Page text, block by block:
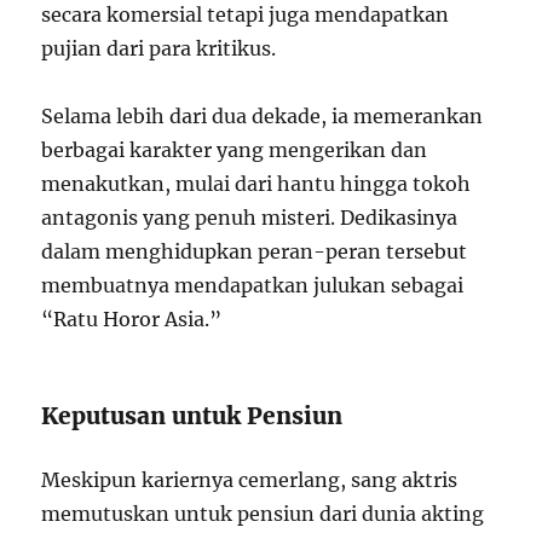
secara komersial tetapi juga mendapatkan
pujian dari para kritikus.
Selama lebih dari dua dekade, ia memerankan
berbagai karakter yang mengerikan dan
menakutkan, mulai dari hantu hingga tokoh
antagonis yang penuh misteri. Dedikasinya
dalam menghidupkan peran-peran tersebut
membuatnya mendapatkan julukan sebagai
“Ratu Horor Asia.”
Keputusan untuk Pensiun
Meskipun kariernya cemerlang, sang aktris
memutuskan untuk pensiun dari dunia akting